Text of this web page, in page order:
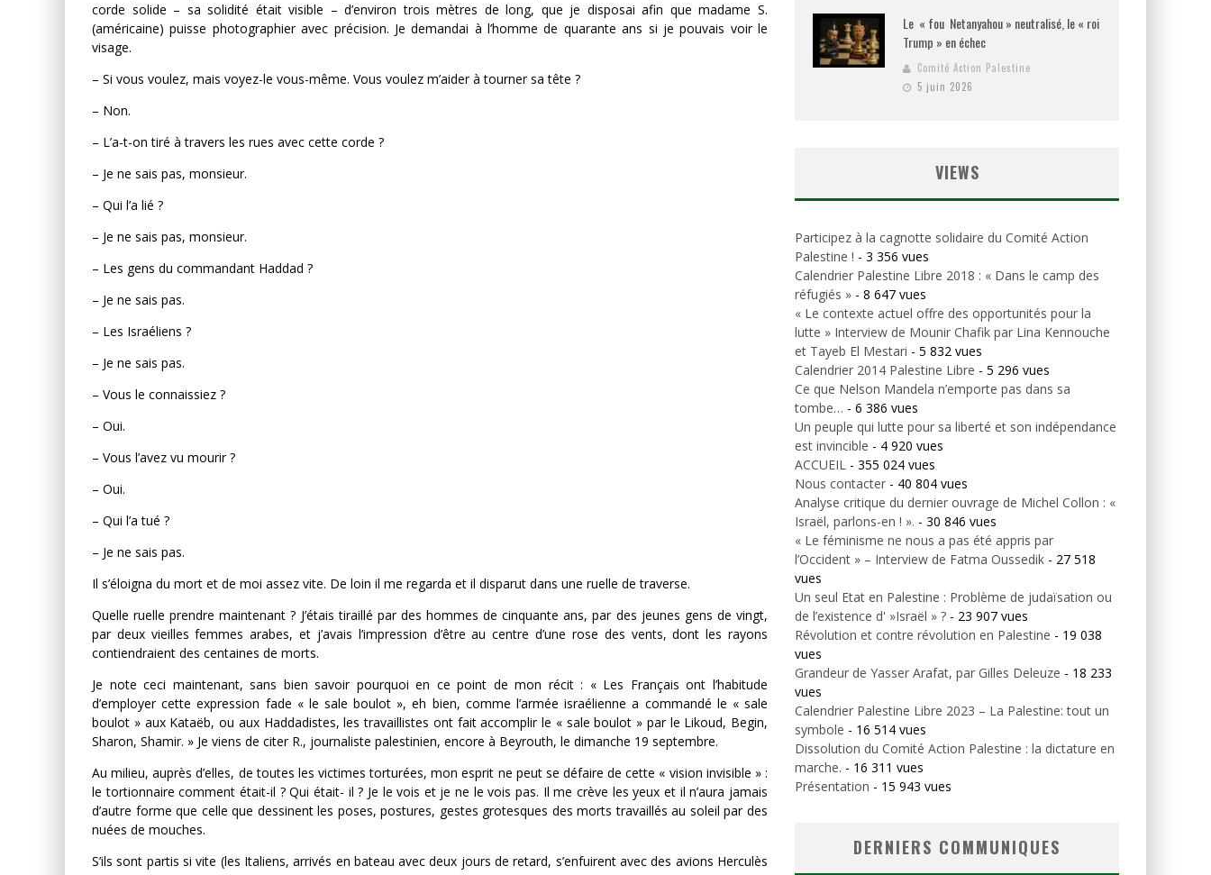
corde solide – sa solidité était visible – d’environ trois mètres de long, que je disposai afin que madame S.
(américaine) puisse photographier avec précision. Je demandai à l’homme de quarante ans si je pouvais voir le
visage.
– Si vous voulez, mais voyez-le vous-même. Vous voulez m’aider à tourner sa tête ?
– Non.
– L’a-t-on tiré à travers les rues avec cette corde ?
– Je ne sais pas, monsieur.
– Qui l’a lié ?
– Je ne sais pas, monsieur.
– Les gens du commandant Haddad ?
– Je ne sais pas.
– Les Israéliens ?
– Je ne sais pas.
– Vous le connaissiez ?
– Oui.
– Vous l’avez vu mourir ?
– Oui.
– Qui l’a tué ?
– Je ne sais pas.
Il s’éloigna du mort et de moi assez vite. De loin il me regarda et il disparut dans une ruelle de traverse.
Quelle ruelle prendre maintenant ? J’étais tiraillé par des hommes de cinquante ans, par des jeunes gens de vingt,
par deux vieilles femmes arabes, et j’avais l’impression d’être au centre d’une rose des vents, dont les rayons
contiendraient des centaines de morts.
Je note ceci maintenant, sans bien savoir pourquoi en ce point de mon récit : « Les Français ont l’habitude
d’employer cette expression fade « le sale boulot », eh bien, comme l’armée israélienne a commandé le « sale
boulot » aux Kataëb, ou aux Haddadistes, les travaillistes ont fait accomplir le « sale boulot » par le Likoud, Begin,
Sharon, Shamir. » Je viens de citer R., journaliste palestinien, encore à Beyrouth, le dimanche 19 septembre.
Au milieu, auprès d’elles, de toutes les victimes torturées, mon esprit ne peut se défaire de cette « vision invisible » :
le tortionnaire comment était-il ? Qui était- il ? Je le vois et je ne le vois pas. Il me crève les yeux et il n’aura jamais
d’autre forme que celle que dessinent les poses, postures, gestes grotesques des morts travaillés au soleil par des
nuées de mouches.
S’ils sont partis si vite (les Italiens, arrivés en bateau avec deux jours de retard, s’enfuirent avec des avions Herculès
Le « fou Netanyahou » neutralisé, le « roi
Trump » en échec
Comité Action Palestine
5 juin 2026
VIEWS
Participez à la cagnotte solidaire du Comité Action
Palestine ! - 3 356 vues
Calendrier Palestine Libre 2018 : « Dans le camp des
réfugiés » - 8 647 vues
« Le contexte actuel offre des opportunités pour la
lutte » Interview de Mounir Chafik par Lina Kennouche
et Tayeb El Mestari - 5 832 vues
Calendrier 2014 Palestine Libre - 5 296 vues
Ce que Nelson Mandela n’emporte pas dans sa
tombe… - 6 386 vues
Un peuple qui lutte pour sa liberté et son indépendance
est invincible - 4 920 vues
ACCUEIL - 355 024 vues
Nous contacter - 40 804 vues
Analyse critique du dernier ouvrage de Michel Collon : «
Israël, parlons-en ! ». - 30 846 vues
« Le féminisme ne nous a pas été appris par
l’Occident » – Interview de Fatma Oussedik - 27 518
vues
Un seul Etat en Palestine : Problème de judaïsation ou
de l’existence d' »Israël » ? - 23 907 vues
Révolution et contre révolution en Palestine - 19 038
vues
Grandeur de Yasser Arafat, par Gilles Deleuze - 18 233
vues
Calendrier Palestine Libre 2023 – La Palestine: tout un
symbole - 16 514 vues
Dissolution du Comité Action Palestine : la dictature en
marche. - 16 311 vues
Présentation - 15 943 vues
DERNIERS COMMUNIQUES